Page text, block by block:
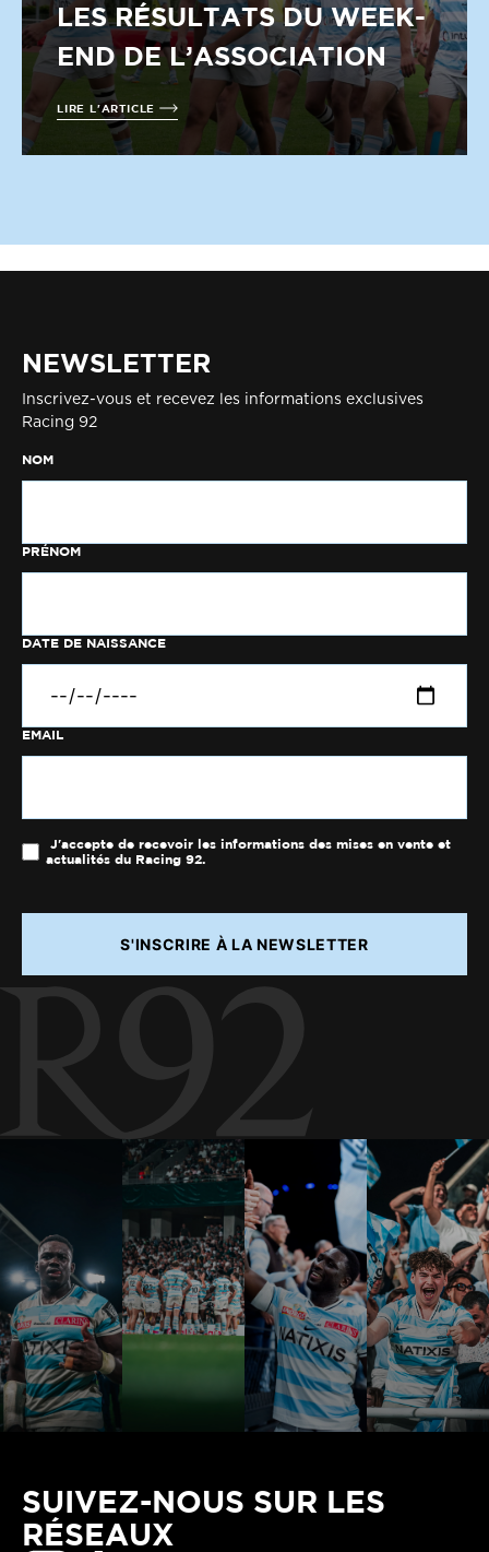
LES RÉSULTATS DU WEEK-
END DE L’ASSOCIATION
LIRE L'ARTICLE
NEWSLETTER
Inscrivez-vous et recevez les informations exclusives
Racing 92
NOM
PRÉNOM
DATE DE NAISSANCE
EMAIL
J'accepte de recevoir les informations des mises en vente et
actualités du Racing 92.
S'INSCRIRE À LA NEWSLETTER
SUIVEZ-NOUS SUR LES
RÉSEAUX